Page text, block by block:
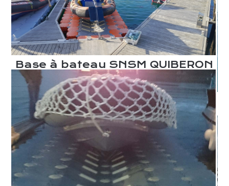
Base à bateau SNSM QUIBERON